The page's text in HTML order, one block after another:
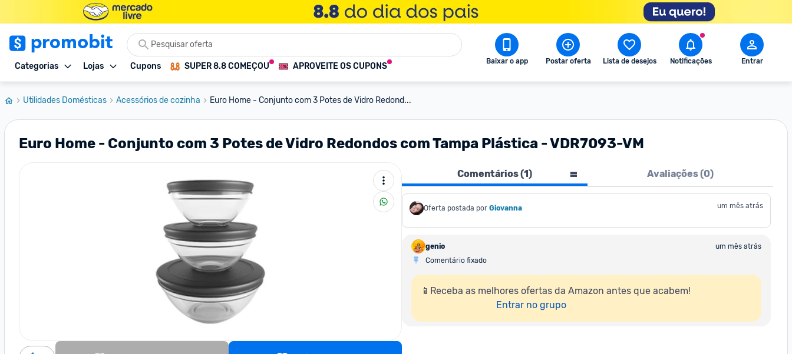
Categorias Lojas Cupons SUPER 8.8 COMEÇOU APROVEITE OS CUPONS Baixar o app Postar oferta Lista de desejos Notificações Entrar
Utilidades Domésticas Acessórios de cozinha Euro Home - Conjunto com 3 Potes de Vidro Redond...
Euro Home - Conjunto com 3 Potes de Vidro Redondos com Tampa Plástica - VDR7093-VM
Comentários (1) Avaliações (0)
Oferta postada por Giovanna um mês atrás
genio
um mês atrás
Comentário fixado
📱Receba as melhores ofertas da Amazon antes que acabem!
Entrar no grupo